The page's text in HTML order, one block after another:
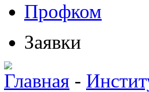
Профком
Заявки
Главная -